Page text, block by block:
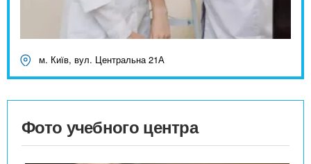
м. Київ, вул. Центральна 21А
Фото учебного центра